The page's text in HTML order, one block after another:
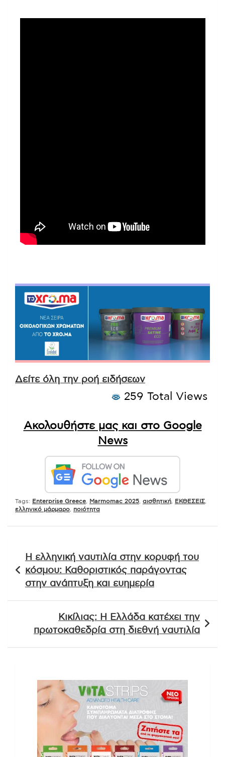
Δείτε όλη την ροή ειδήσεων
259 Total Views
Ακολουθήστε μας και στο Google
News
Tags: Enterprise Greece Marmomac 2025 αισθητική ΕΚΘΕΣΕΙΣ
ελληνικό μάρμαρο
ποιότητα
άρθρων
Η ελληνική ναυτιλία στην κορυφή του
κόσμου: Καθοριστικός παράγοντας
στην ανάπτυξη και ευημερία
Κικίλιας: Η Ελλάδα κατέχει την
πρωτοκαθεδρία στη διεθνή ναυτιλία